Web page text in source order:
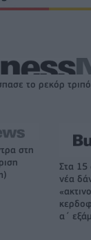
το ρεκόρ
στη
Στα 15
νέα
α΄